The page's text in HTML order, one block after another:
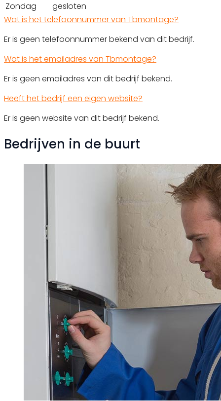
Zondag
gesloten
Wat is het telefoonnummer van Tbmontage?
Er is geen telefoonnummer bekend van dit bedrijf.
Wat is het emailadres van Tbmontage?
Er is geen emailadres van dit bedrijf bekend.
Heeft het bedrijf een eigen website?
Er is geen website van dit bedrijf bekend.
Bedrijven in de buurt